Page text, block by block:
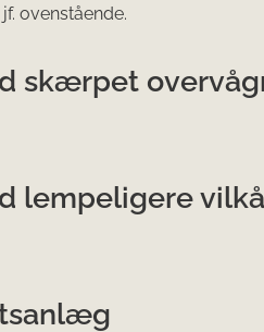
ovenstående.
skærpet
lempeligere